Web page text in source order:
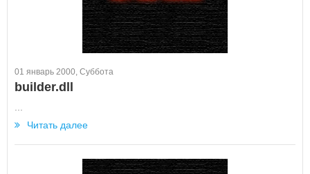
01 январь 2000, Суббота
builder.dll
Читать далее